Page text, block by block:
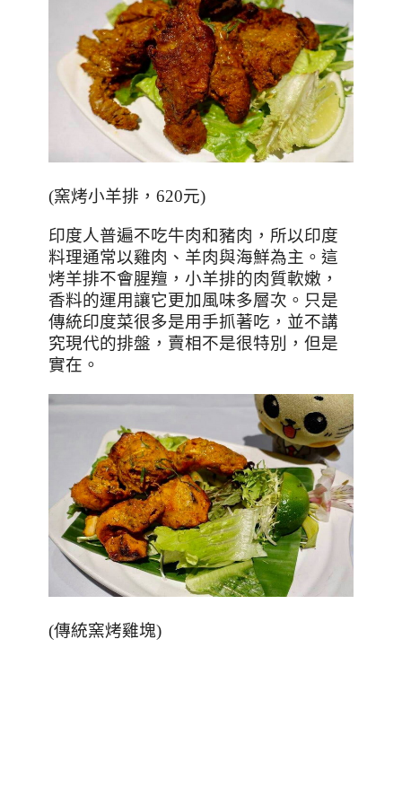
(窯烤小羊排， 620元)
印度人普遍不吃牛肉和豬肉，所以印度
料理通常以雞肉、羊肉與海鮮為主。這
烤羊排不會腥羶，小羊排的肉質軟嫩，
香料的運用讓它更加風味多層次。只是
傳統印度菜很多是用手抓著吃，並不講
究現代的排盤，賣相不是很特別，但是
實在。
(傳統窯烤雞塊)